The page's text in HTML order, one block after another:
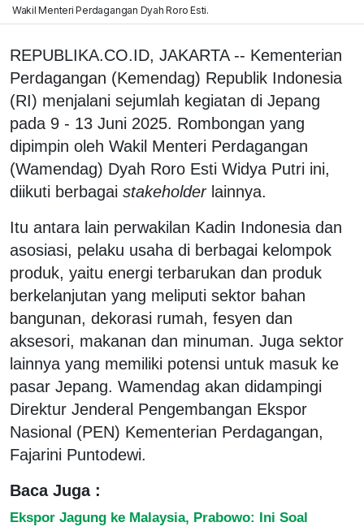
Wakil Menteri Perdagangan Dyah Roro Esti.
REPUBLIKA.CO.ID, JAKARTA -- Kementerian
Perdagangan (Kemendag) Republik Indonesia
(RI) menjalani sejumlah kegiatan di Jepang
pada 9 - 13 Juni 2025. Rombongan yang
dipimpin oleh Wakil Menteri Perdagangan
(Wamendag) Dyah Roro Esti Widya Putri ini,
diikuti berbagai stakeholderlainnya.
Itu antara lain perwakilan Kadin Indonesia dan
asosiasi, pelaku usaha di berbagai kelompok
produk, yaitu energi terbarukan dan produk
berkelanjutan yang meliputi sektor bahan
bangunan, dekorasi rumah, fesyen dan
aksesori, makanan dan minuman. Juga sektor
lainnya yang memiliki potensi untuk masuk ke
pasar Jepang. Wamendag akan didampingi
Direktur Jenderal Pengembangan Ekspor
Nasional (PEN) Kementerian Perdagangan,
Fajarini Puntodewi.
Baca Juga :
Ekspor Jagung ke Malaysia, Prabowo: Ini Soal